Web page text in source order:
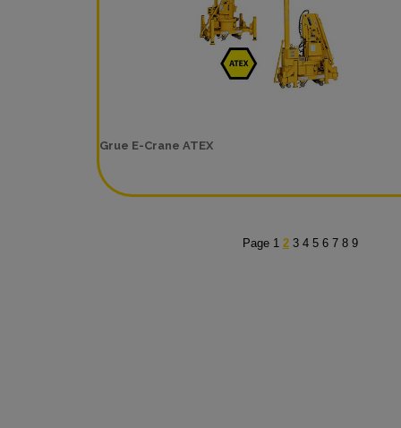
Grue E-Crane ATEX
Page 1 2 3 4 5 6 7 8 9